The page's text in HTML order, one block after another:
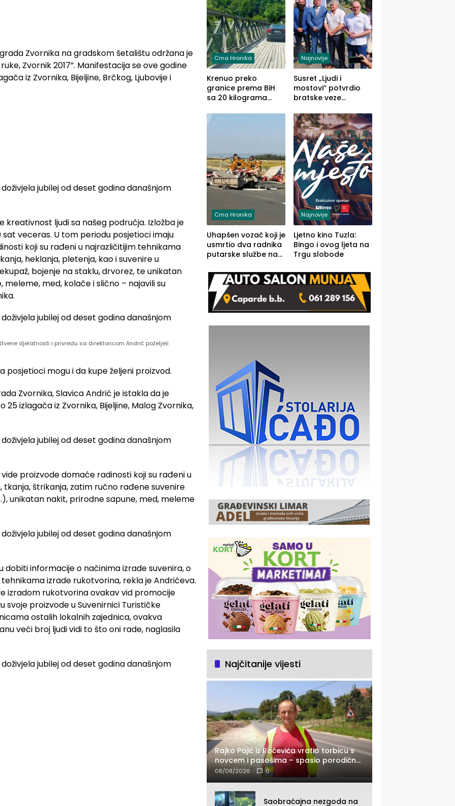
Zvornika na gradskom šetalištu održana je
Zvornik 2017”. Manifestacija se ove godine
iz Zvornika, Bijeljine, Brčkog, Ljubovije i
kreativnost ljudi sa našeg područja. Izložba je
sat veceras. U tom periodu posjetioci imaju
koji su rađeni u najrazličitijim tehnikama
heklanja, pletenja, kao i suvenire u
bojenje na staklu, drvorez, te unikatan
med, kolače i slično – najavili su
djelatnosti i privredu sa direktoricom Andrić poželjeli
mogu i da kupe željeni proizvod.
Zvornika, Slavica Andrić je istakla da je
izlagača iz Zvornika, Bijeljine, Malog Zvornika,
proizvode domaće radinosti koji su rađeni u
štrikanja, zatim ručno rađene suvenire
unikatan nakit, prirodne sapune, med, meleme
dobiti informacije o načinima izrade suvenira, o
izrade rukotvorina, rekla je Andrićeva.
izradom rukotvorina ovakav vid promocije
svoje proizvode u Suvenirnici Turističke
ostalih lokalnih zajednica, ovakva
veći broj ljudi vidi to što oni rade, naglasila
Crna Hronika
Krenuo preko
granice prema BiH
sa 20 kilograma
u automobilu
Najnovije
Susret „Ljudi i
mostovi“ potvrdio
bratske veze
Zvornika
Crna Hronika
Uhapšen vozač koji je
usmrtio dva radnika
putarske službe na
prema Šapcu
(FOTO)
Najnovije
Ljetno kino Tuzla:
Bingo i ovog ljeta na
Trgu slobode
Najčitanije vijesti
Rajko Pajić iz Roćevića vratio torbicu s
novcem i pasošima – spasio porodično
ljetovanje u Grčkoj
08/08/2026 0
Saobraćajna nezgoda na